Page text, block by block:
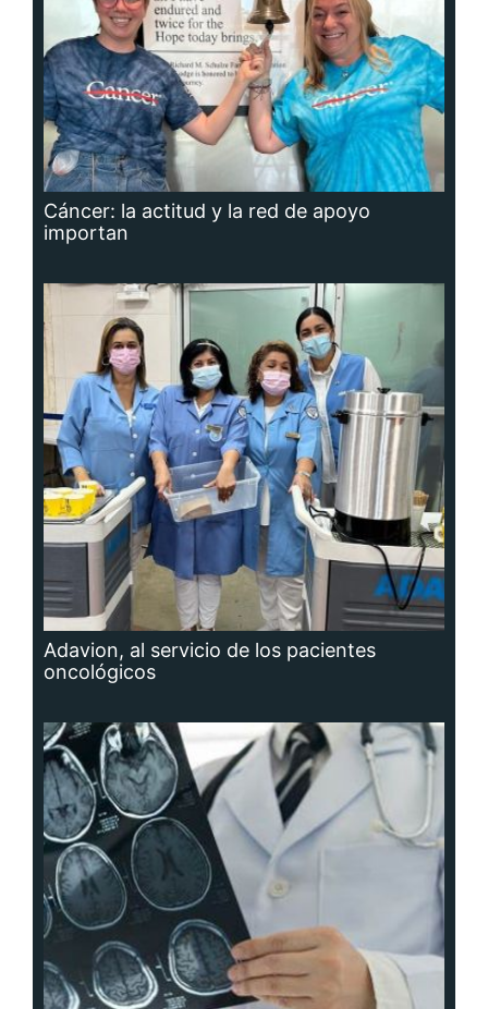
Cáncer: la actitud y la red de apoyo
importan
Adavion, al servicio de los pacientes
oncológicos